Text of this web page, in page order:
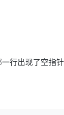
行出现了空指